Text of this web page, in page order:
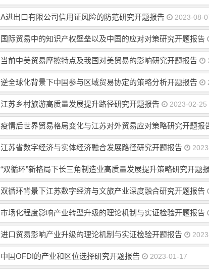
A进出口有限公司信用证风险的防范研究开题报告 2023-08-
国际贸易中的知识产权壁垒以及中国的应对对策研究开题报告
当前中美贸易摩擦特点及我国对美贸易的影响研究开题报告
逆全球化背景下中国参与区域贸易协定的策略分析开题报告
江苏乡村旅游高质量发展提升路径研究开题报告 2023-02-25
疫情后世界贸易格局变化与江苏对外贸易应对策略研究开题报
江苏省数字经济与实体经济融合发展路径研究开题报告
“双循环”新格局下长三角制造业高质量发展提升策略研究开题
双循环背景下江苏数字经济与文旅产业深度融合研究开题报告
市场化程度影响产业转型升级的理论机制与实证检验开题报告
进口贸易影响产业升级的理论机制与实证检验开题报告
中国OFDI的产业和区位选择研究开题报告 2023-01-17